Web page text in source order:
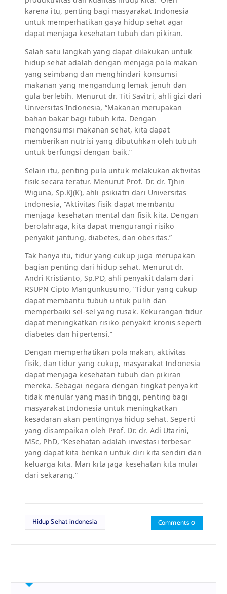
karena itu, penting bagi masyarakat Indonesia
untuk memperhatikan gaya hidup sehat agar
dapat menjaga kesehatan tubuh dan pikiran.
Salah satu langkah yang dapat dilakukan untuk
hidup sehat adalah dengan menjaga pola makan
yang seimbang dan menghindari konsumsi
makanan yang mengandung lemak jenuh dan
gula berlebih. Menurut dr. Titi Savitri, ahli gizi dari
Universitas Indonesia, “Makanan merupakan
bahan bakar bagi tubuh kita. Dengan
mengonsumsi makanan sehat, kita dapat
memberikan nutrisi yang dibutuhkan oleh tubuh
untuk berfungsi dengan baik.”
Selain itu, penting pula untuk melakukan aktivitas
fisik secara teratur. Menurut Prof. Dr. dr. Tjhin
Wiguna, Sp.KJ(K), ahli psikiatri dari Universitas
Indonesia, “Aktivitas fisik dapat membantu
menjaga kesehatan mental dan fisik kita. Dengan
berolahraga, kita dapat mengurangi risiko
penyakit jantung, diabetes, dan obesitas.”
Tak hanya itu, tidur yang cukup juga merupakan
bagian penting dari hidup sehat. Menurut dr.
Andri Kristianto, Sp.PD, ahli penyakit dalam dari
RSUPN Cipto Mangunkusumo, “Tidur yang cukup
dapat membantu tubuh untuk pulih dan
memperbaiki sel-sel yang rusak. Kekurangan tidur
dapat meningkatkan risiko penyakit kronis seperti
diabetes dan hipertensi.”
Dengan memperhatikan pola makan, aktivitas
fisik, dan tidur yang cukup, masyarakat Indonesia
dapat menjaga kesehatan tubuh dan pikiran
mereka. Sebagai negara dengan tingkat penyakit
tidak menular yang masih tinggi, penting bagi
masyarakat Indonesia untuk meningkatkan
kesadaran akan pentingnya hidup sehat. Seperti
yang disampaikan oleh Prof. Dr. dr. Adi Utarini,
MSc, PhD, “Kesehatan adalah investasi terbesar
yang dapat kita berikan untuk diri kita sendiri dan
keluarga kita. Mari kita jaga kesehatan kita mulai
dari sekarang.”
Hidup Sehat indonesia Comments 0